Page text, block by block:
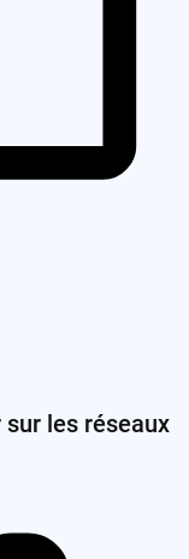
les réseaux